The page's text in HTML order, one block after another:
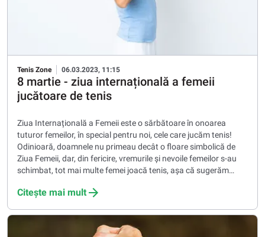
Tenis Zone 06.03.2023, 11:15
8 martie - ziua internațională a femeii
jucătoare de tenis
Ziua Internațională a Femeii este o sărbătoare în onoarea
tuturor femeilor, în special pentru noi, cele care jucăm tenis!
Odinioară, doamnele nu primeau decât o floare simbolică de
Ziua Femeii, dar, din fericire, vremurile și nevoile femeilor s-au
schimbat, tot mai multe femei joacă tenis, așa că sugerăm
face fericită o jucătoare de tenis în această zi minunată?
Citește mai mult